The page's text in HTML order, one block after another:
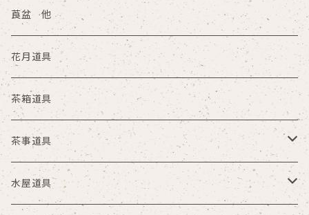
その他
縁高
陶器
塗物 その他
莨盆 他
花月道具
茶箱道具
茶事道具
懐石具
水屋道具